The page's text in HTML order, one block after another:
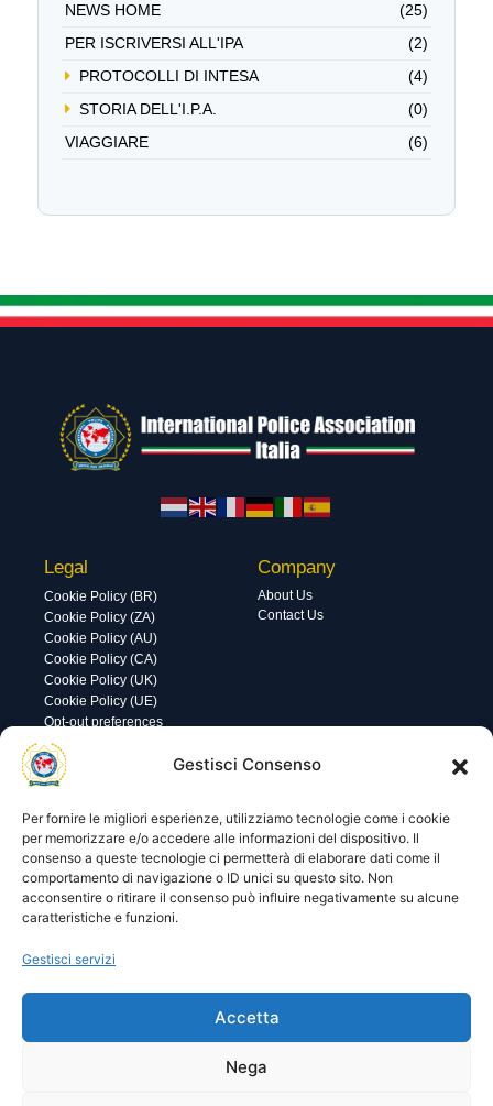
Gestisci Consenso
Per fornire le migliori esperienze, utilizziamo tecnologie come i cookie
per memorizzare e/o accedere alle informazioni del dispositivo. Il
consenso a queste tecnologie ci permetterà di elaborare dati come il
comportamento di navigazione o ID unici su questo sito. Non
acconsentire o ritirare il consenso può influire negativamente su alcune
caratteristiche e funzioni.
Gestisci servizi
Accetta
Nega
NEWS HOME
(25)
PER ISCRIVERSI ALL'IPA
(2)
PROTOCOLLI DI INTESA
(4)
STORIA DELL'I.P.A.
(0)
VIAGGIARE
(6)
Legal
Cookie Policy (BR)
Cookie Policy (ZA)
Cookie Policy (AU)
Cookie Policy (CA)
Cookie Policy (UK)
Cookie Policy (UE)
Opt-out preferences
Company
About Us
Contact Us
Utility
Visite di oggi: 11
Visite totali: 13569
Area gestione